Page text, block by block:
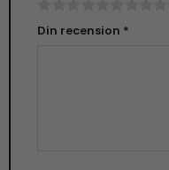
Din recension *